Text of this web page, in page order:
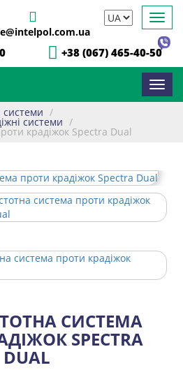
+38 (067) 465-40-50
системи /
системи /
крадіжок Spectra Dual
СИСТЕМА
SPECTRA
DUAL